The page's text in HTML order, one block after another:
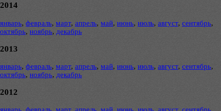
2014
январь, февраль, март, апрель, май, июнь, июль, август, сентябрь,
октябрь, ноябрь, декабрь
2013
январь, февраль, март, апрель, май, июнь, июль, август, сентябрь,
октябрь, ноябрь, декабрь
2012